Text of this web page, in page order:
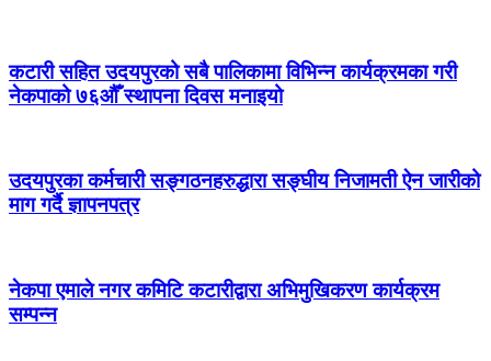
कटारी सहित उदयपुरको सबै पालिकामा विभिन्न कार्यक्रमका गरी
नेकपाको ७६औँ स्थापना दिवस मनाइयो
उदयपुरका कर्मचारी सङ्गठनहरुद्धारा सङ्घीय निजामती ऐन जारीको
माग गर्दै ज्ञापनपत्र
नेकपा एमाले नगर कमिटि कटारीद्वारा अभिमुखिकरण कार्यक्रम
सम्पन्न